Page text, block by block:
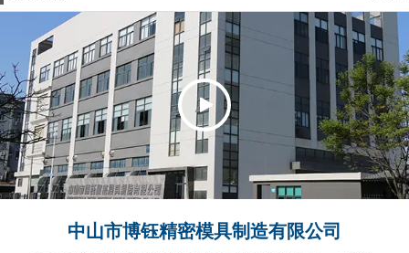
中山市博钰精密模具制造有限公司